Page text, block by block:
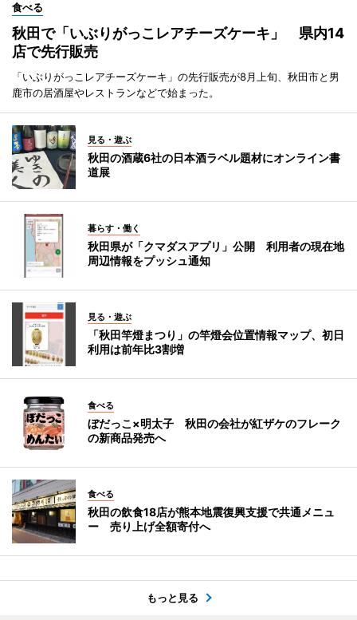
食べる
秋田で「いぶりがっこレアチーズケーキ」 県内14
店で先行販売
「いぶりがっこレアチーズケーキ」の先行販売が8月上旬、秋田市と男
鹿市の居酒屋やレストランなどで始まった。
見る・遊ぶ
秋田の酒蔵6社の日本酒ラベル題材にオンライン書
道展
暮らす・働く
秋田県が「クマダスアプリ」公開 利用者の現在地
周辺情報をプッシュ通知
見る・遊ぶ
「秋田竿燈まつり」の竿燈会位置情報マップ、初日
利用は前年比3割増
食べる
ぼだっこ×明太子 秋田の会社が紅ザケのフレーク
の新商品発売へ
食べる
秋田の飲食18店が熊本地震復興支援で共通メニュ
ー 売り上げ全額寄付へ
もっと見る